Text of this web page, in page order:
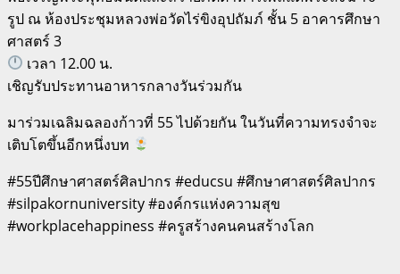
รูป ณ ห้องประชุมหลวงพ่อวัดไร่ขิงอุปถัมภ์ ชั้น 5 อาคารศึกษา
ศาสตร์ 3
เวลา 12.00 น.
เชิญรับประทานอาหารกลางวันร่วมกัน
มาร่วมเฉลิมฉลองก้าวที่ 55 ไปด้วยกัน ในวันที่ความทรงจำจะ
เติบโตขึ้นอีกหนึ่งบท
#55ปีศึกษาศาสตร์ศิลปากร #educsu #ศึกษาศาสตร์ศิลปากร
#silpakornuniversity #องค์กรแห่งความสุข
#workplacehappiness #ครูสร้างคนคนสร้างโลก